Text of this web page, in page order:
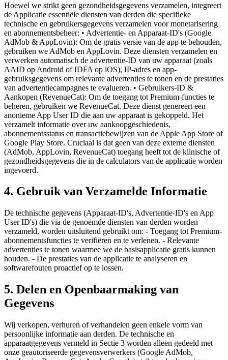
Hoewel we strikt geen gezondheidsgegevens verzamelen, integreert
de Applicatie essentiële diensten van derden die specifieke
technische en gebruikersgegevens verzamelen voor monetarisering
en abonnementsbeheer: • Advertentie- en Apparaat-ID's (Google
AdMob & AppLovin): Om de gratis versie van de app te behouden,
gebruiken we AdMob en AppLovin. Deze diensten verzamelen en
verwerken automatisch de advertentie-ID van uw apparaat (zoals
AAID op Android of IDFA op iOS), IP-adres en app-
gebruiksgegevens om relevante advertenties te tonen en de prestaties
van advertentiecampagnes te evalueren. • Gebruikers-ID &
Aankopen (RevenueCat): Om de toegang tot Premium-functies te
beheren, gebruiken we RevenueCat. Deze dienst genereert een
anonieme App User ID die aan uw apparaat is gekoppeld. Het
verzamelt informatie over uw aankoopgeschiedenis,
abonnementsstatus en transactiebewijzen van de Apple App Store of
Google Play Store. Cruciaal is dat geen van deze externe diensten
(AdMob, AppLovin, RevenueCat) toegang heeft tot de klinische of
gezondheidsgegevens die in de calculators van de applicatie worden
ingevoerd.
4. Gebruik van Verzamelde Informatie
De technische gegevens (Apparaat-ID's, Advertentie-ID's en App
User ID's) die via de genoemde diensten van derden worden
verzameld, worden uitsluitend gebruikt om: - Toegang tot Premium-
abonnementsfuncties te verifiëren en te verlenen. - Relevante
advertenties te tonen waarmee we de basisapplicatie gratis kunnen
houden. - De prestaties van de applicatie te analyseren en
softwarefouten proactief op te lossen.
5. Delen en Openbaarmaking van
Gegevens
Wij verkopen, verhuren of verhandelen geen enkele vorm van
persoonlijke informatie aan derden. De technische en
apparaatgegevens vermeld in Sectie 3 worden alleen gedeeld met
onze geautoriseerde gegevensverwerkers (Google AdMob,